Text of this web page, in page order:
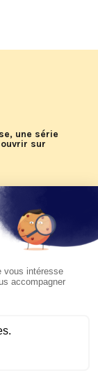
une série
sur
de KTO
Léon
KTO le
et
2026